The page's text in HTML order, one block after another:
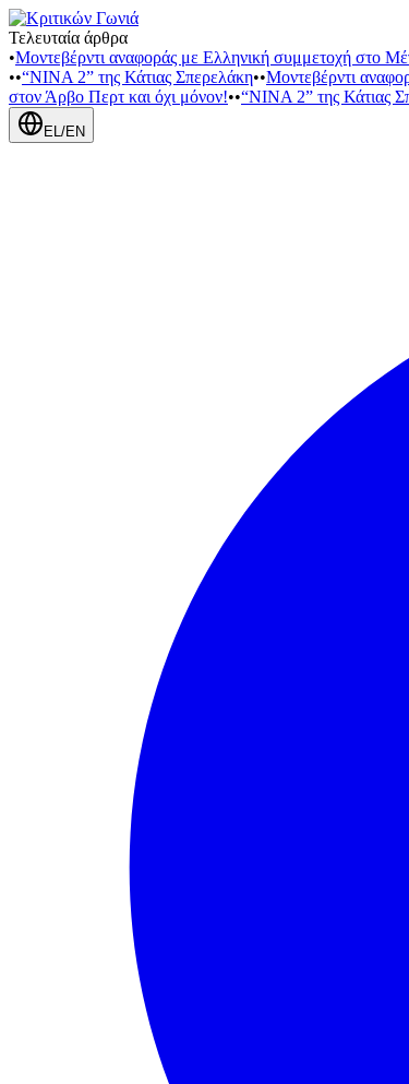
Τελευταία άρθρα
•Μοντεβέρντι αναφοράς με Ελληνική συμμετοχή στο
••“NINA 2” της Κάτιας Σπερελάκη••Μοντεβέρντι
στον Άρβο Περτ και όχι μόνον!••“NINA 2” της Κάτιας
EL/EN